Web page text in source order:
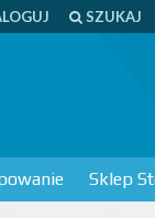
SZUKAJ
Sklep